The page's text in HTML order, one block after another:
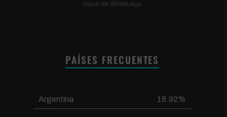
canal de WhatsApp
PAÍSES FRECUENTES
Argentina 18.92%